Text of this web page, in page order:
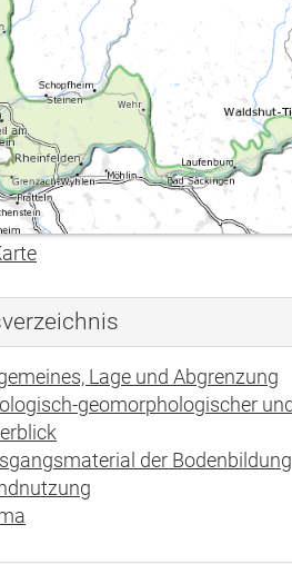
Lage und Abgrenzung
geomorphologischer
der Bodenbildung